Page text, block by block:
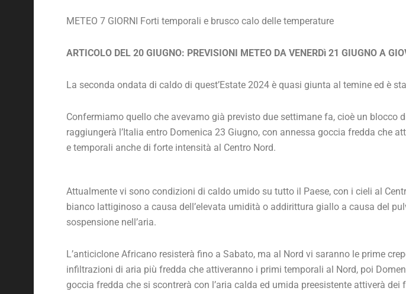
METEO 7 GIORNI Forti temporali e brusco calo delle temperature
ARTICOLO DEL 20 GIUGNO: PREVISIONI METEO DA VENERDì 21 GIUGNO A
La seconda ondata di caldo di quest’Estate 2024 è quasi giunta al temine ed è
Confermiamo quello che avevamo già previsto due settimane fa, cioè un blocco
raggiungerà l’Italia entro Domenica 23 Giugno, con annessa goccia fredda che
e temporali anche di forte intensità al Centro Nord.
Attualmente vi sono condizioni di caldo umido su tutto il Paese, con i cieli al
bianco lattiginoso a causa dell’elevata umidità o addirittura giallo a causa del
sospensione nell’aria.
L’anticiclone Africano resisterà fino a Sabato, ma al Nord vi saranno le prime
infiltrazioni di aria più fredda che attiveranno i primi temporali al Nord, poi
goccia fredda che si scontrerà con l’aria calda ed umida preesistente attiverà dei